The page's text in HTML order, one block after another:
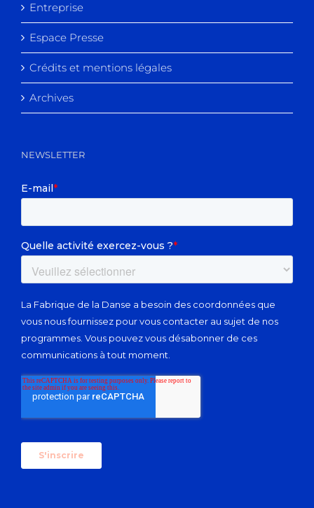
Entreprise
Espace Presse
Crédits et mentions légales
Archives
NEWSLETTER